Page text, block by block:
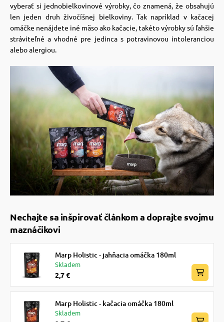
vyberať si jednobielkovinové výrobky, čo znamená, že obsahujú
len jeden druh živočíšnej bielkoviny. Tak napríklad v kačacej
omáčke nenájdete iné mäso ako kačacie, takéto výrobky sú ľahšie
stráviteľné a vhodné pre jedinca s potravinovou intoleranciou
alebo alergiou.
Nechajte sa inšpirovať článkom a doprajte svojmu
maznáčikovi
Marp Holistic - jahňacia omáčka 180ml
Skladem
2,7 €
Marp Holistic - kačacia omáčka 180ml
Skladem